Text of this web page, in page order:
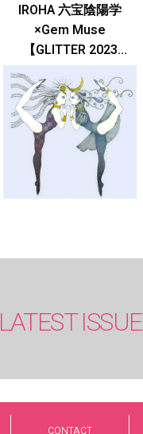
IROHA 六宝陰陽学
×Gem Muse
【GLITTER 2023
SUMMER issue】
LATEST ISSUE
CONTACT